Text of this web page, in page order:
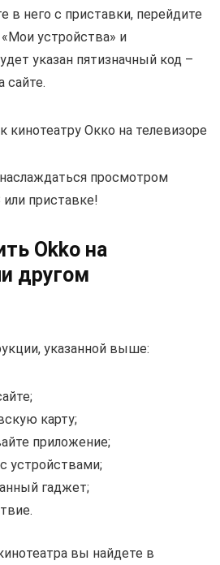
в него с приставки, перейдите
устройства» и
указан пятизначный код –
сайте.
просмотром
приставке!
Okko на
другом
указанной выше:
карту;
приложение;
устройствами;
гаджет;
вы найдете в